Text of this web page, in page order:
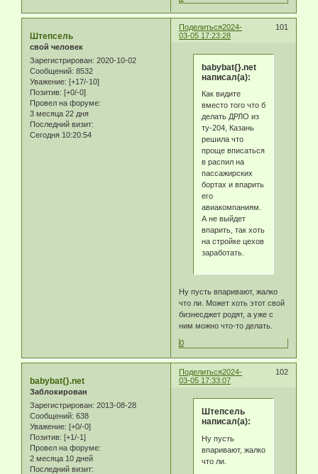
Поделиться 101
2024-
03-05 17:23:28
Штепсель
свой человек
Зарегистрирован: 2020-10-02
Сообщений: 8532
Уважение: [+17/-10]
Позитив: [+0/-0]
Провел на форуме:
3 месяца 22 дня
Последний визит:
Сегодня 10:20:54
babybat{}.net
написал(а):
Как видите
вместо того что б
делать ДРЛО из
ту-204, Казань
решила что
проще вписаться
в распил на
пассажирских
бортах и впарить
его
авиакомпаниям.
А не выйдет
впарить, так хоть
на стройке цехов
заработать.
Ну пусть впаривают, жалко
что ли. Может хоть этот свой
бизнесджет родят, а уже с
ним можно что-то делать.
0
Поделиться 102
2024-
03-05 17:33:07
babybat{}.net
Заблокирован
Зарегистрирован: 2013-08-28
Сообщений: 638
Уважение: [+0/-0]
Позитив: [+1/-1]
Провел на форуме:
2 месяца 10 дней
Последний визит:
Штепсель
написал(а):
Ну пусть
впаривают, жалко
что ли.